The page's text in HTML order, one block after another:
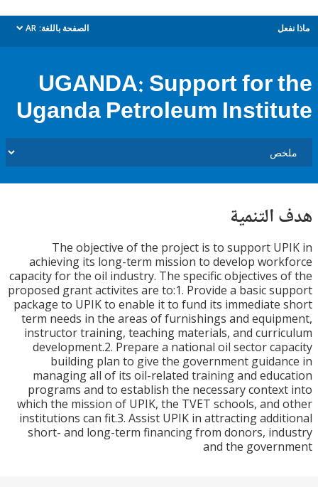
الصفحة باللغة: AR
dropdown
UGANDA: Support for
Uganda Petroleum
The objective of the project is to support
achieving its long-term mission to develop
capacity for the oil industry. The specific objectives
proposed grant activites are to:1. Provide a basic
package to UPIK to enable it to fund its
term needs in the areas of furnishings and
instructor training, teaching materials, and
development.2. Prepare a national oil sector
building plan to give the government
managing all of its oil-related training and
programs and to establish the necessary
which the mission of UPIK, the TVET schools,
institutions can fit.3. Assist UPIK in attracting
short- and long-term financing from donors,
and the